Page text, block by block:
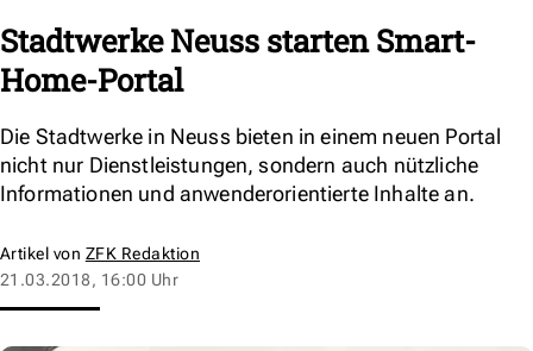
Stadtwerke Neuss starten Smart-
Home-Portal
Die Stadtwerke in Neuss bieten in einem neuen Portal
nicht nur Dienstleistungen, sondern auch nützliche
Informationen und anwenderorientierte Inhalte an.
Artikel von ZFK Redaktion
21.03.2018, 16:00 Uhr